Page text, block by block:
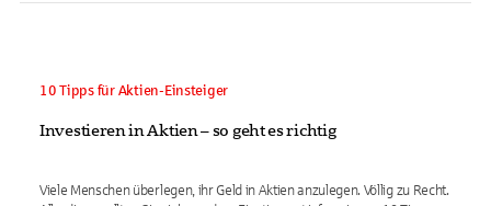
10 Tipps für Aktien-Einsteiger
Investieren in Aktien – so geht es richtig
Viele Menschen überlegen, ihr Geld in Aktien anzulegen. Völlig zu Recht.